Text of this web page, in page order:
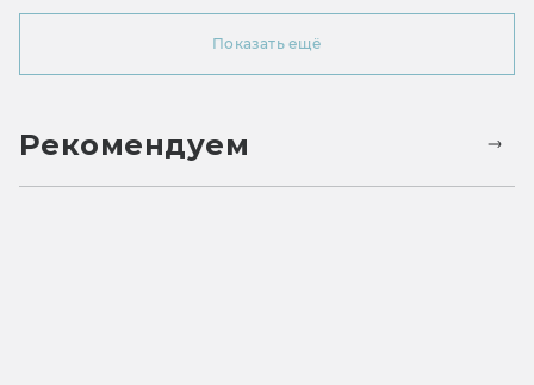
Показать ещё
Рекомендуем